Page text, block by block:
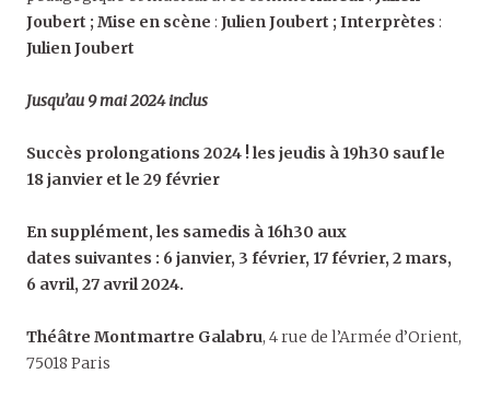
Joubert ; Mise en scène : Julien Joubert ; Interprètes :
Julien Joubert
Jusqu’au 9 mai 2024 inclus
Succès prolongations 2024 ! les jeudis à 19h30 sauf le
18 janvier et le 29 février
En supplément, les samedis à 16h30 aux
dates suivantes : 6 janvier, 3 février, 17 février, 2 mars,
6 avril, 27 avril 2024.
Théâtre Montmartre Galabru, 4 rue de l’Armée d’Orient,
75018 Paris